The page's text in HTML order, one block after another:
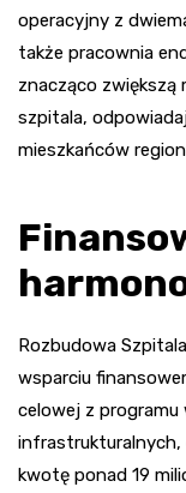
operacyjny z
także pracownia
znacząco zwiększą
szpitala,
mieszkańców
Rozbudowa
wsparciu
celowej z
infrastrukturalnych,
kwotę ponad 19